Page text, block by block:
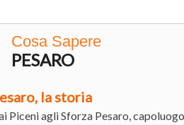
Cosa Sapere
PESARO
la storia
Piceni agli Sforza Pesaro,